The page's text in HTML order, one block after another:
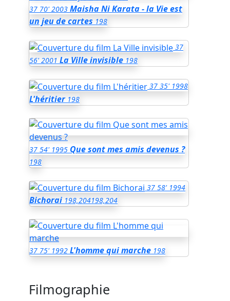
37 70' 2003 Maisha Ni Karata - la Vie est
un jeu de cartes 198
37
56' 2001 La Ville invisible 198
37 35' 1998
L'héritier 198
37 54' 1995 Que sont mes amis devenus ?
198
37 58' 1994
Bichorai 198,204198,204
37 75' 1992 L'homme qui marche 198
Filmographie